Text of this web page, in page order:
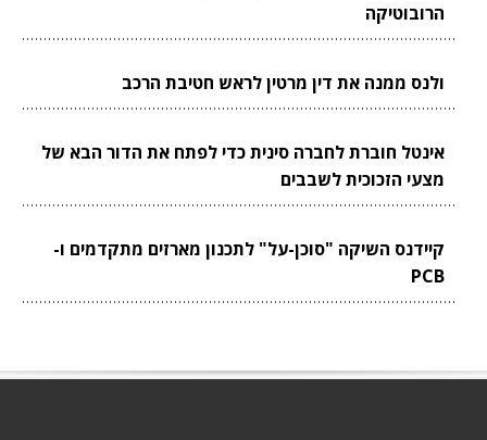
הרובוטיקה
ולנס ממנה את דין מרטין לראש חטיבת הרכב
אינטל חוברת לחברה סינית כדי לפתח את הדור הבא של
מצעי הזכוכית לשבבים
קיידנס השיקה "סוכן-על" לתכנון מארזים מתקדמים ו-
PCB